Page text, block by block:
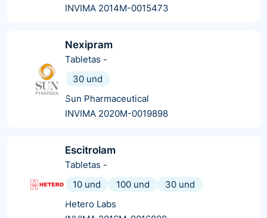
INVIMA 2014M-0015473
Nexipram
Tabletas -
30 und
Sun Pharmaceutical
INVIMA 2020M-0019898
Escitrolam
Tabletas -
10 und
100 und
30 und
Hetero Labs